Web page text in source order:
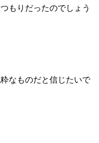
もりだったのでしょう
なものだと信じたいで